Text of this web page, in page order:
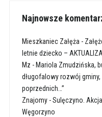
Najnowsze
Mieszkaniec Załęża -
letnie dziecko –
Mz - Mariola Zmudzińska,
długofalowy rozwój
poprzednich…”
Znajomy-Sulęczyno.
Węgorzyno